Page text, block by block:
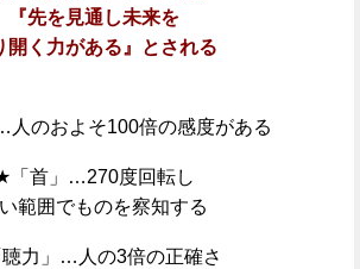
『先を見通し未来を
開く力がある』とされる
のおよそ100倍の感度がある
「首」…270度回転し
範囲でものを察知する
力」…人の3倍の正確さ